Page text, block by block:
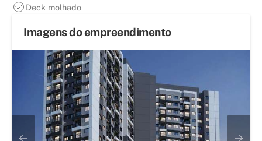
Deck molhado
Imagens do empreendimento